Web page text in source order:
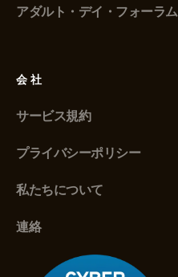
アダルト・デイ・フォーラム
会社
サービス規約
プライバシーポリシー
私たちについて
連絡